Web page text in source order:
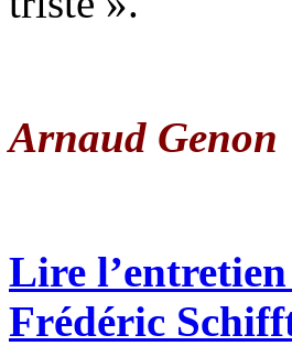
Arnaud Genon
Lire
Frédéric